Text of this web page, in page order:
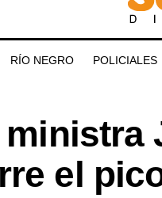
RÍO NEGRO POLICIALES
el